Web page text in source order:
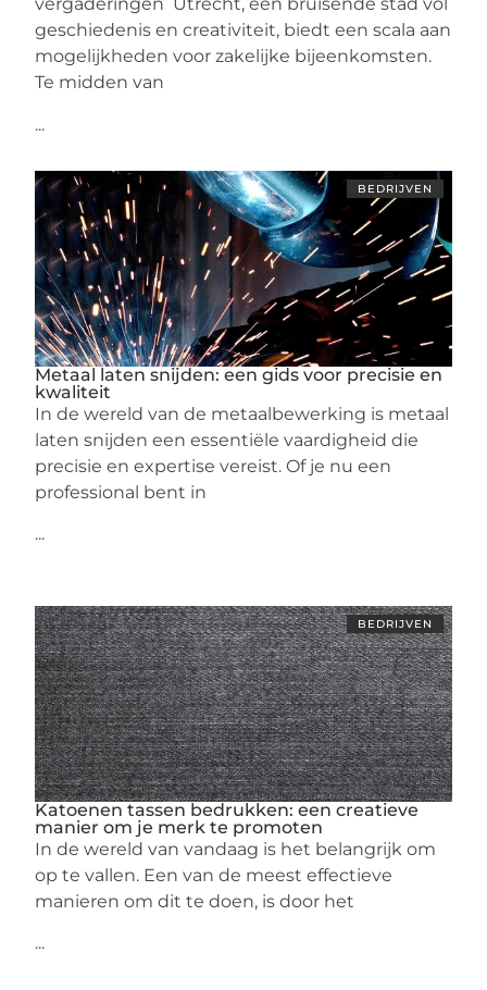
geschiedenis en creativiteit, biedt een scala aan
mogelijkheden voor zakelijke bijeenkomsten.
Te midden van
...
BEDRIJVEN
Metaal laten snijden: een gids voor precisie en
kwaliteit
In de wereld van de metaalbewerking is metaal
laten snijden een essentiële vaardigheid die
precisie en expertise vereist. Of je nu een
professional bent in
...
BEDRIJVEN
Katoenen tassen bedrukken: een creatieve
manier om je merk te promoten
In de wereld van vandaag is het belangrijk om
op te vallen. Een van de meest effectieve
manieren om dit te doen, is door het
...